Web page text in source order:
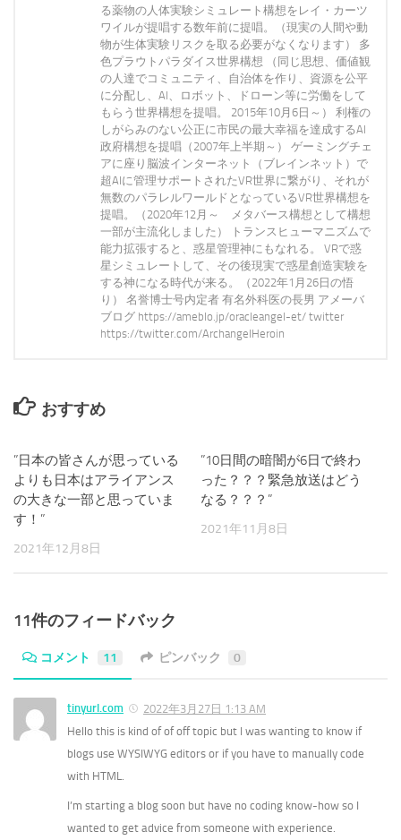
る薬物の人体実験シミュレート構想をレイ・カーツ
ワイルが提唱する数年前に提唱。（現実の人間や動
物が生体実験リスクを取る必要がなくなります） 多
色プラウトパラダイス世界構想 （同じ思想、価値観
の人達でコミュニティ、自治体を作り、資源を公平
に分配し、AI、ロボット、ドローン等に労働をして
もらう世界構想を提唱。 2015年10月6日～） 利権の
しがらみのない公正に市民の最大幸福を達成するAI
政府構想を提唱（2007年上半期～） ゲーミングチェ
アに座り脳波インターネット（ブレインネット）で
超AIに管理サポートされたVR世界に繋がり、それが
無数のパラレルワールドとなっているVR世界構想を
提唱。（2020年12月～ メタバース構想として構想
一部が主流化しました） トランスヒューマニズムで
能力拡張すると、惑星管理神にもなれる。 VRで惑
星シミュレートして、その後現実で惑星創造実験を
する神になる時代が来る。（2022年1月26日の悟
り） 名誉博士号内定者 有名外科医の長男 アメーバ
ブログ https://ameblo.jp/oracleangel-et/ twitter
https://twitter.com/ArchangelHeroin
おすすめ
”日本の皆さんが思っている
よりも日本はアライアンス
の大きな一部と思っていま
す！”
2021年12月8日
”10日間の暗闇が6日で終わ
った？？？緊急放送はどう
なる？？？”
2021年11月8日
11件のフィードバック
コメント 11 ピンバック 0
tinyurl.com
2022年3月27日 1:13 AM
Hello this is kind of of off topic but I was wanting to know if
blogs use WYSIWYG editors or if you have to manually code
with HTML.
I’m starting a blog soon but have no coding know-how so I
wanted to get advice from someone with experience.